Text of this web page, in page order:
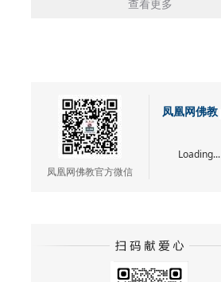
查看更多
凤凰网佛教官方微信
凤凰网佛教
Loading...